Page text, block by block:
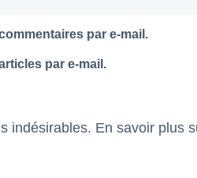
par e-mail.
par e-mail.
indésirables. En savoir plus